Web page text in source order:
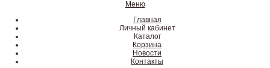
Меню
Главная
Личный кабинет
Каталог
Корзина
Новости
Контакты